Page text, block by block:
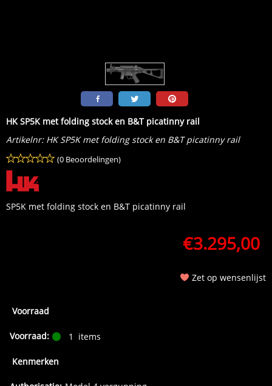
HK SP5K met folding stock en B&T picatinny rail
Artikelnr: HK SP5K met folding stock en B&T picatinny rail
(0 Beoordelingen)
SP5K met folding stock en B&T picatinny rail
€3.295,00
Zet op wensenlijst
Voorraad
Voorraad: 1 items
Kenmerken